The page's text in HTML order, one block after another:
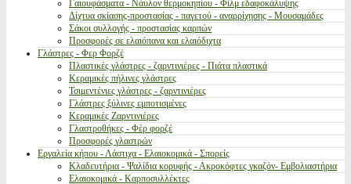
Γαιουφάσματα - Νάυλον θερμοκηπίου - Φίλμ εδαφοκάλυψης
Δίχτυα σκίασης-προστασίας - παγετού - αναρρίχησης - Μουσαμάδες
Σάκοι συλλογής - προστασίας καρπών
Προσφορές σε ελαιόπανα και ελαιόδιχτα
Γλάστρες - Φερ Φορζέ
Πλαστικές γλάστρες - ζαρντινιέρες - Πιάτα πλαστικά
Κεραμικές πήλινες γλάστρες
Τσιμεντένιες γλάστρες - ζαρντινιέρες
Γλάστρες ξύλινες εμποτισμένες
Κεραμικές Ζαρντινιέρες
Γλαστροθήκες - Φέρ φορζέ
Προσφορές γλαστρών
Εργαλεία κήπου - Λάστιχα - Ελαιοκομικά - Σπορείς
Κλαδευτήρια - Ψαλίδια κορυφής - Ακροκόφτες γκαζόν- Εμβολιαστήρια
Ελαιοκομικά - Καρποσυλλέκτες